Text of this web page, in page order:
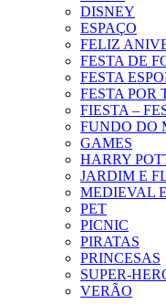
DISNEY
ESPAÇO
FELIZ
FESTA DE
FESTA
FESTA POR
FIESTA –
FUNDO DO
GAMES
HARRY
JARDIM E
MEDIEVAL
PET
PICNIC
PIRATAS
PRINCESAS
SUPER-
VERÃO